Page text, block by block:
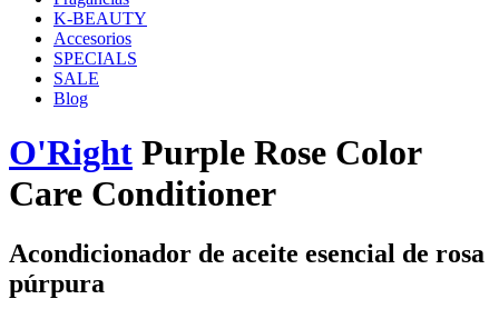
K-BEAUTY
Accesorios
SPECIALS
SALE
Blog
O'Right Purple Rose Color
Care Conditioner
Acondicionador de aceite esencial de rosa
púrpura